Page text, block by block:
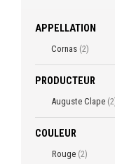
APPELLATION
Cornas 2
PRODUCTEUR
Auguste Clape 2
COULEUR
Rouge 2